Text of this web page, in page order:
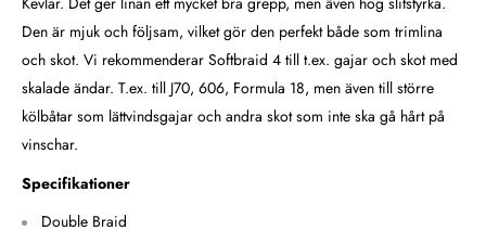
Den är mjuk och följsam, vilket gör den perfekt både som trimlina
och skot. Vi rekommenderar Softbraid 4 till t.ex. gajar och skot med
skalade ändar. T.ex. till J70, 606, Formula 18, men även till större
kölbåtar som lättvindsgajar och andra skot som inte ska gå hårt på
vinschar.
Specifikationer
Double Braid